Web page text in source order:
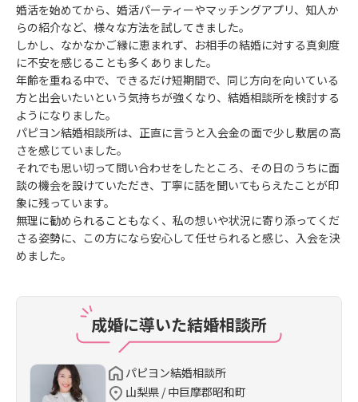
婚活を始めてから、婚活パーティーやマッチングアプリ、知人か
らの紹介など、様々な方法を試してきました。
しかし、なかなかご縁に恵まれず、お相手の結婚に対する真剣度
に不安を感じることも多くありました。
年齢を重ねる中で、できるだけ短期間で、同じ方向を向いている
方と出会いたいという気持ちが強くなり、結婚相談所を検討する
ようになりました。
パピヨン結婚相談所は、正直に言うと入会金の面で少し敷居の高
さを感じていました。
それでも思い切って問い合わせをしたところ、その日のうちに面
談の機会を設けていただき、丁寧に話を聞いてもらえたことが印
象に残っています。
無理に勧められることもなく、私の想いや状況に寄り添ってくだ
さる姿勢に、この方になら安心して任せられると感じ、入会を決
めました。
成婚に導いた結婚相談所
パピヨン結婚相談所
山梨県 / 中巨摩郡昭和町